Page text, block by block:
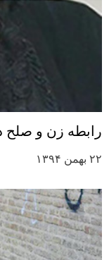
رابطه زن و صلح
۲۲ بهمن ۱۳۹۴